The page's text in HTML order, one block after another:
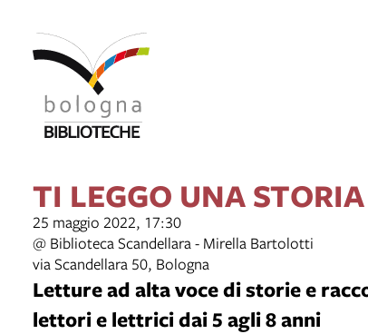
TI LEGGO UNA STORIA
25 maggio 2022, 17:30
@ Biblioteca Scandellara - Mirella Bartolotti
via Scandellara 50, Bologna
Letture ad alta voce di storie e
lettori e lettrici dai 5 agli 8 anni